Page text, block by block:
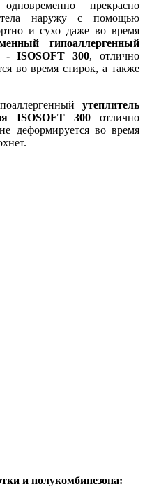
прекрасно
наружу с помощью
и сухо даже во время
гипоаллергенный
-ISOSOFT 300, отлично
во время стирок, а также
утеплитель
ISOSOFT 300 отлично
деформируется во время
и полукомбинезона: